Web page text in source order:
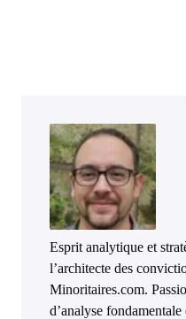
Esprit analytique et
l’architecte des
Minoritaires.com.
d’analyse